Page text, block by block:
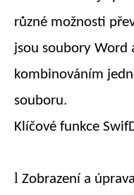
různé možnosti
jsou soubory Word
kombinováním
souboru.
Klíčové funkce
l Zobrazení a